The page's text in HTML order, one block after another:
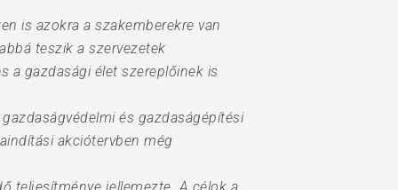
is azokra a szakemberekre van
teszik a szervezetek
a gazdasági élet szereplőinek is
és gazdaságépítési
akciótervben még